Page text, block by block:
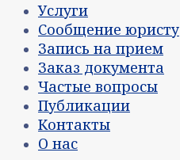
Услуги
Сообщение юристу
Запись на прием
Заказ документа
Частые вопросы
Публикации
Контакты
О нас